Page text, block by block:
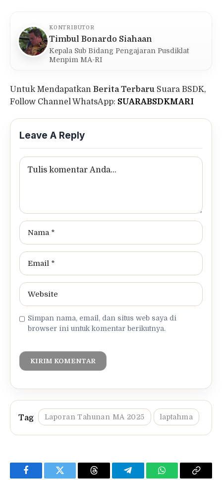
KONTRIBUTOR
Timbul Bonardo Siahaan
Kepala Sub Bidang Pengajaran Pusdiklat
Menpim MA-RI
Untuk Mendapatkan Berita Terbaru Suara BSDK,
Follow Channel WhatsApp: SUARABSDKMARI
Leave A Reply
Simpan nama, email, dan situs web saya di
browser ini untuk komentar berikutnya.
Laporan Tahunan MA 2025 laptahma
FacebookTwitter Threads TelegramWhatsAppCopy